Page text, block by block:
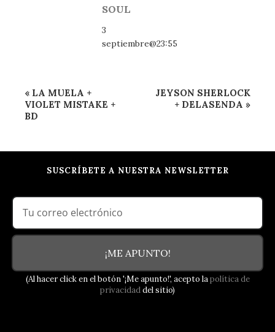
SOUL
3
septiembre@23:55
Navegación
del
Evento
« LA MUELA +
VIOLET MISTAKE +
BD
JEYSON SHERLOCK
+ DELASENDA »
SUSCRÍBETE A NUESTRA NEWSLETTER
¡ME APUNTO!
(Al hacer click en el botón '¡Me apunto!', acepto lapolítica de
privacidaddel sitio)